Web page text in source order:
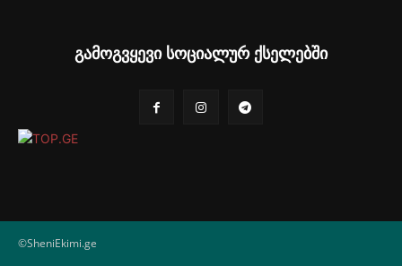
გამოგვყევი სოციალურ ქსელებში
©SheniEkimi.ge